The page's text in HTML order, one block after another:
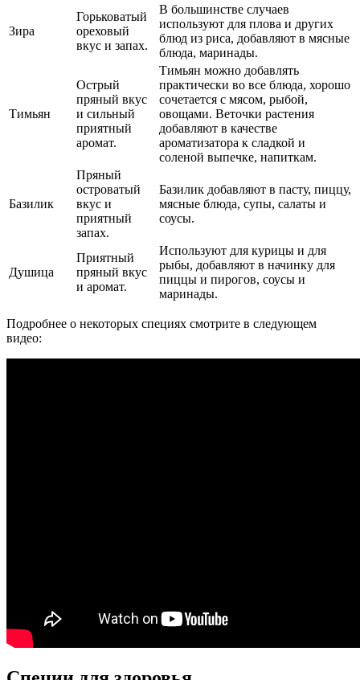
Зира
Горьковатый
ореховый
вкус и запах.
В большинстве случаев
используют для плова и других
блюд из риса, добавляют в мясные
блюда, маринады.
Тимьян
Острый
пряный вкус
и сильный
приятный
аромат.
Тимьян можно добавлять
практически во все блюда, хорошо
сочетается с мясом, рыбой,
овощами. Веточки растения
добавляют в качестве
ароматизатора к сладкой и
соленой выпечке, напиткам.
Базилик
Пряный
островатый
вкус и
приятный
запах.
Базилик добавляют в пасту, пиццу,
мясные блюда, супы, салаты и
соусы.
Душица
Приятный
пряный вкус
и аромат.
Используют для курицы и для
рыбы, добавляют в начинку для
пиццы и пирогов, соусы и
маринады.
Подробнее о некоторых специях смотрите в следующем
видео: